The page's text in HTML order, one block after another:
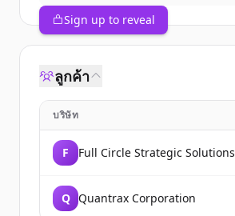
Sign up to reveal
ลูกค้า
บริษัท
F Full Circle Strategic Solutions
Q Quantrax Corporation